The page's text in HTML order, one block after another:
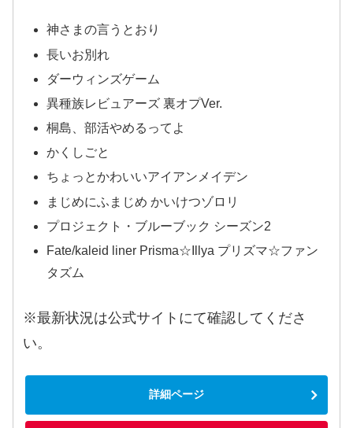
神さまの言うとおり
長いお別れ
ダーウィンズゲーム
異種族レビュアーズ 裏オプVer.
桐島、部活やめるってよ
かくしごと
ちょっとかわいいアイアンメイデン
まじめにふまじめ かいけつゾロリ
プロジェクト・ブルーブック シーズン2
Fate/kaleid liner Prisma☆Illya プリズマ☆ファン
タズム
※最新状況は公式サイトにて確認してくださ
い。
詳細ページ